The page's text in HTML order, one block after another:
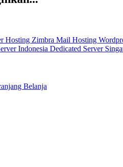
Hosting Zimbra Mail Hosting
Indonesia Dedicated Server
Belanja